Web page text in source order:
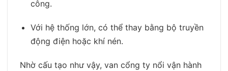
công.
Với hệ thống lớn, có thể thay bằng bộ truyền
động điện hoặc khí nén.
Nhờ cấu tạo như vậy, van cổng ty nổi vận hành